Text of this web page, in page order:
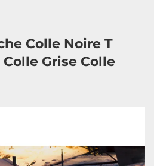
Colle Blanche Colle Noire T
Colle Grise Colle